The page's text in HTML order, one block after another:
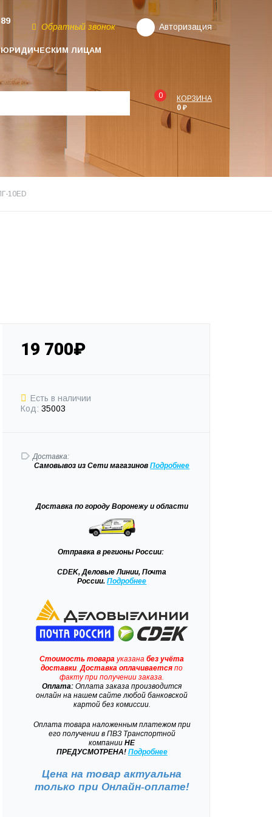
ЮРИДИЧЕСКИМ ЛИЦАМ
Обратный звонок Авторизация
0
КОРЗИНА
0 ₽
10ЕD
19 700₽
Есть в наличии
Код: 35003
Доставка:
Самовывозиз Сети магазиновПодробнее
Доставкапо городу Воронежу и области
Отправка в регионы России:
CDEK, Деловые Линии, Почта
России.Подробнее
Стоимость товара указанабез учёта
доставки .Доставка оплачивается по
факту при получении заказа.
Оплата: Оплата заказа производится
онлайн на нашем сайте любой банковской
картой без комиссии.
Оплата товара наложенным платежом при
его получении в ПВЗ Транспортной
компании НЕ
ПРЕДУСМОТРЕНА! Подробнее
Цена на товар актуальна
только при Онлайн-оплате!